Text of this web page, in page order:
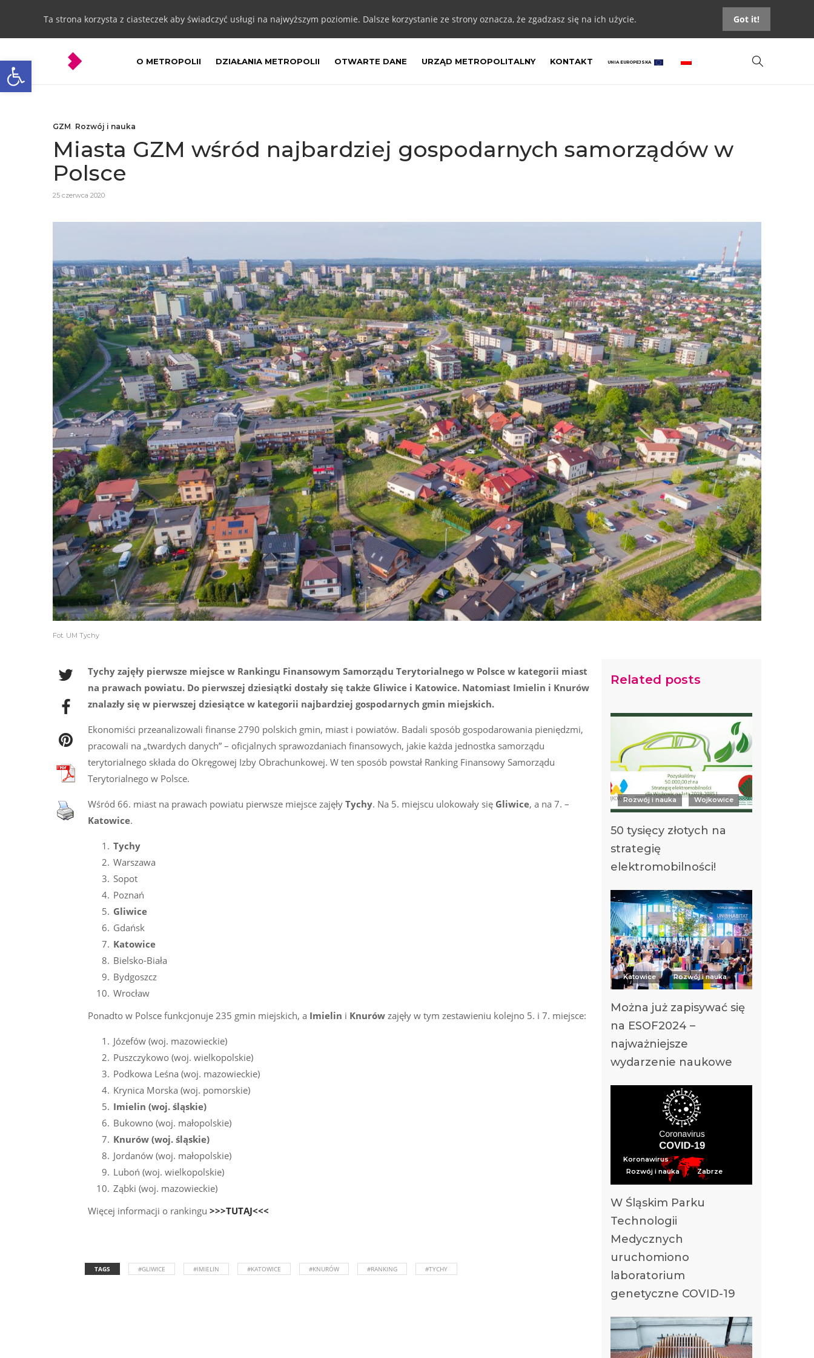
Otwórz pasek narzędzi
Ta strona korzysta z ciasteczek aby świadczyć usługi na najwyższym poziomie. Dalsze korzystanie ze strony oznacza, że zgadzasz się na ich użycie. Got it!
O METROPOLII DZIAŁANIA METROPOLII OTWARTE DANE URZĄD METROPOLITALNY KONTAKT UNIA EUROPEJSKA
GZM, Rozwój i nauka
Miasta GZM wśród najbardziej gospodarnych samorządów w
Polsce
25 czerwca 2020
Fot. UM Tychy
Tychy zajęły pierwsze miejsce w Rankingu Finansowym Samorządu Terytorialnego w Polsce w kategorii miast
na prawach powiatu. Do pierwszej dziesiątki dostały się także Gliwice i Katowice. Natomiast Imielin i Knurów
znalazły się w pierwszej dziesiątce w kategorii najbardziej gospodarnych gmin miejskich.
Ekonomiści przeanalizowali finanse 2790 polskich gmin, miast i powiatów. Badali sposób gospodarowania pieniędzmi,
pracowali na „twardych danych” – oficjalnych sprawozdaniach finansowych, jakie każda jednostka samorządu
terytorialnego składa do Okręgowej Izby Obrachunkowej. W ten sposób powstał Ranking Finansowy Samorządu
Terytorialnego w Polsce.
Wśród 66. miast na prawach powiatu pierwsze miejsce zajęły Tychy. Na 5. miejscu ulokowały się Gliwice, a na 7. –
Katowice.
Tychy
Warszawa
Sopot
Poznań
Gliwice
Gdańsk
Katowice
Bielsko-Biała
Bydgoszcz
Wrocław
Ponadto w Polsce funkcjonuje 235 gmin miejskich, a Imielin i Knurów zajęły w tym zestawieniu kolejno 5. i 7. miejsce:
Józefów (woj. mazowieckie)
Puszczykowo (woj. wielkopolskie)
Podkowa Leśna (woj. mazowieckie)
Krynica Morska (woj. pomorskie)
Imielin (woj. śląskie)
Bukowno (woj. małopolskie)
Knurów (woj. śląskie)
Jordanów (woj. małopolskie)
Luboń (woj. wielkopolskie)
Ząbki (woj. mazowieckie)
Więcej informacji o rankingu >>>TUTAJ<<<
TAGS #GLIWICE #IMIELIN #KATOWICE #KNURÓW #RANKING #TYCHY
Related posts
Rozwój i nauka Wojkowice
50 tysięcy złotych na
strategię
elektromobilności!
Katowice Rozwój i nauka
Można już zapisywać się
na ESOF2024 –
najważniejsze
wydarzenie naukowe
Koronawirus
Rozwój i nauka
Zabrze
W Śląskim Parku
Technologii
Medycznych
uruchomiono
laboratorium
genetyczne COVID-19